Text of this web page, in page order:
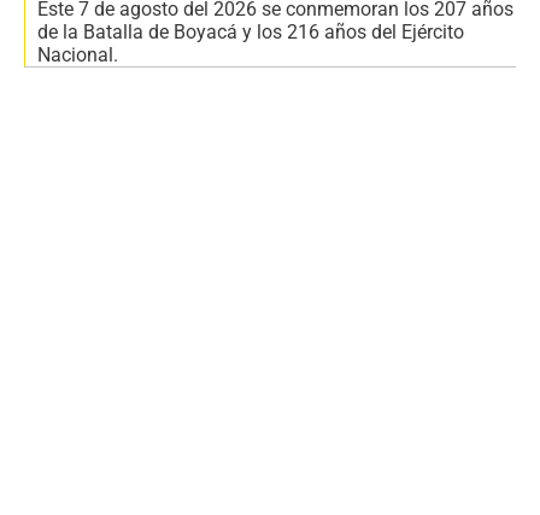
Este 7 de agosto del 2026 se conmemoran los 207 años
de la Batalla de Boyacá y los 216 años del Ejército
Nacional.